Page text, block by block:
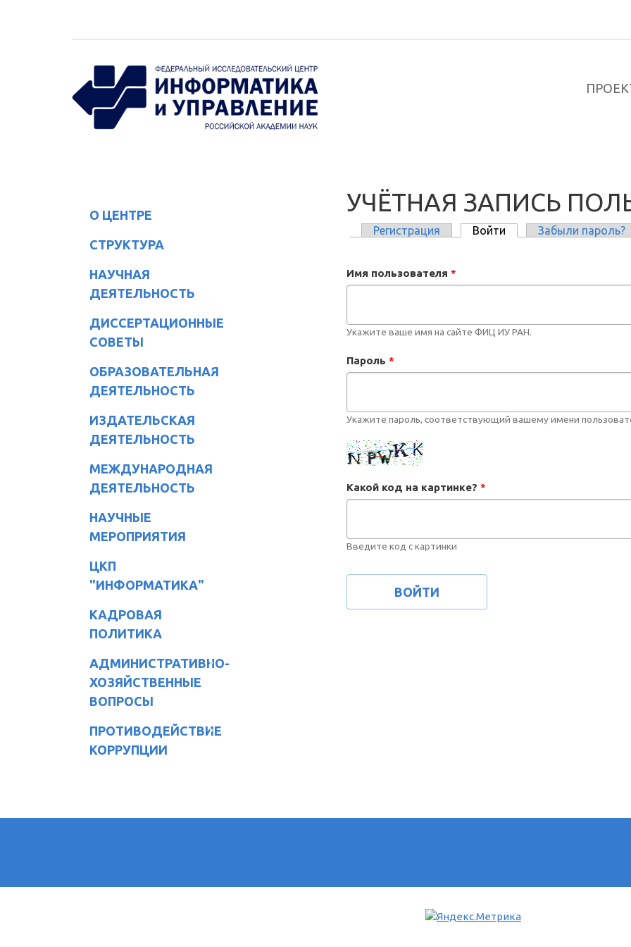
О ЦЕНТРЕ
СТРУКТУРА
НАУЧНАЯ
ДЕЯТЕЛЬНОСТЬ
ДИССЕРТАЦИОННЫЕ
СОВЕТЫ
ОБРАЗОВАТЕЛЬНАЯ
ДЕЯТЕЛЬНОСТЬ
ИЗДАТЕЛЬСКАЯ
ДЕЯТЕЛЬНОСТЬ
МЕЖДУНАРОДНАЯ
ДЕЯТЕЛЬНОСТЬ
НАУЧНЫЕ
МЕРОПРИЯТИЯ
ЦКП
"ИНФОРМАТИКА"
КАДРОВАЯ
ПОЛИТИКА
АДМИНИСТРАТИВНО-
ХОЗЯЙСТВЕННЫЕ
ВОПРОСЫ
ПРОТИВОДЕЙСТВИЕ
КОРРУПЦИИ
УЧЁТНАЯ ЗАПИСЬ
Регистрация Войти (активная вкладка)
Забыли пароль?
Имя пользователя *
Укажите ваше имя на сайте ФИЦ ИУ РАН.
Пароль *
Укажите пароль, соответствующий вашему имени
Какой код на картинке? *
Введите код с картинки